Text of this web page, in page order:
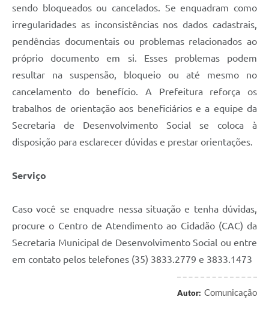
RELATÓRIO ESPORTE MUNICIPAL 2025
sendo bloqueados ou cancelados. Se enquadram como
irregularidades as inconsistências nos dados cadastrais,
pendências documentais ou problemas relacionados ao
próprio documento em si. Esses problemas podem
resultar na suspensão, bloqueio ou até mesmo no
cancelamento do benefício. A Prefeitura reforça os
trabalhos de orientação aos beneficiários e a equipe da
Secretaria de Desenvolvimento Social se coloca à
disposição para esclarecer dúvidas e prestar orientações.
Serviço
Caso você se enquadre nessa situação e tenha dúvidas,
procure o Centro de Atendimento ao Cidadão (CAC) da
Secretaria Municipal de Desenvolvimento Social ou entre
em contato pelos telefones (35) 3833.2779 e 3833.1473
Autor: Comunicação